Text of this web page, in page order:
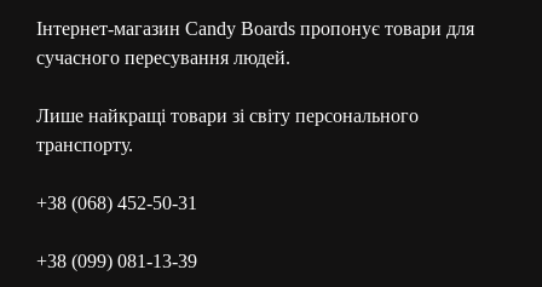
Інтернет-магазин Candy Boards пропонує товари для
сучасного пересування людей.
Лише найкращі товари зі світу персонального
транспорту.
+38 (068) 452-50-31
+38 (099) 081-13-39